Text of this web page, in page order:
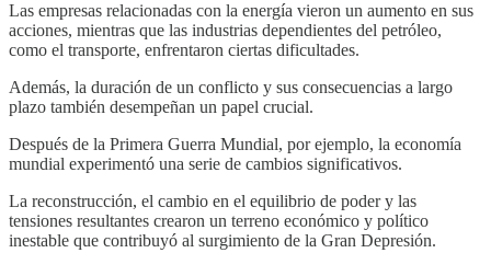
Las empresas relacionadas con la energía vieron un aumento en sus
acciones, mientras que las industrias dependientes del petróleo,
como el transporte, enfrentaron ciertas dificultades.
Además, la duración de un conflicto y sus consecuencias a largo
plazo también desempeñan un papel crucial.
Después de la Primera Guerra Mundial, por ejemplo, la economía
mundial experimentó una serie de cambios significativos.
La reconstrucción, el cambio en el equilibrio de poder y las
tensiones resultantes crearon un terreno económico y político
inestable que contribuyó al surgimiento de la Gran Depresión.